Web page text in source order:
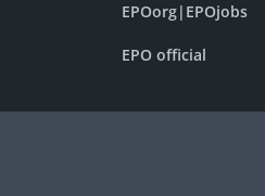
EPOorg| EPOjobs
EPO official